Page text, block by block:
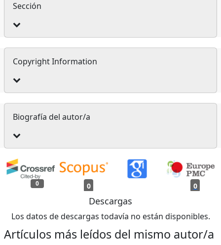
Sección
Copyright Information
Biografía del autor/a
0 0 0
Descargas
Los datos de descargas todavía no están disponibles.
Artículos más leídos del mismo autor/a